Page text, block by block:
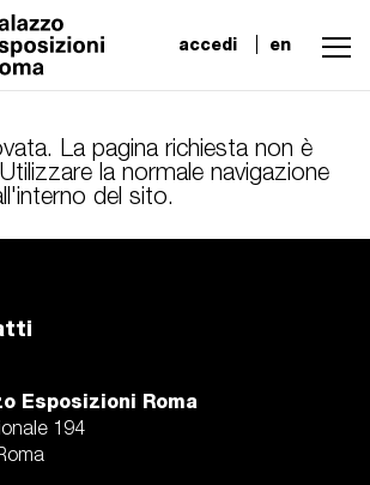
accedi en
La pagina richiesta non è
la normale navigazione
del sito.
Esposizioni Roma
194